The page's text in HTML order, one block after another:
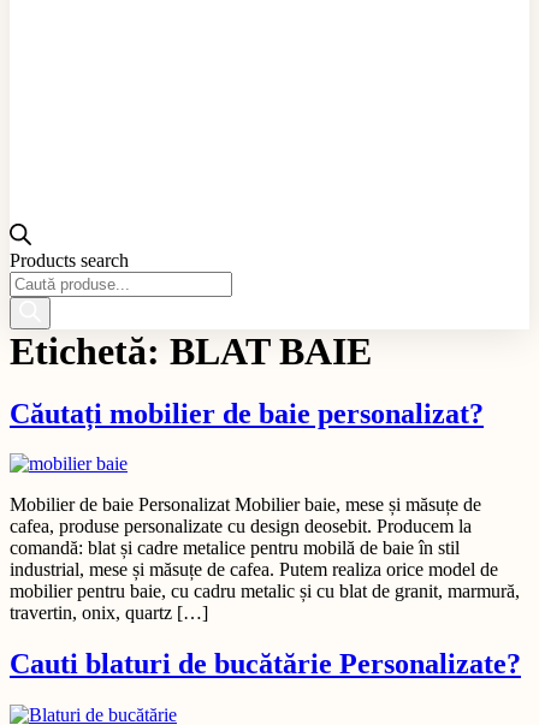
Products search
Etichetă: BLAT BAIE
Căutați mobilier de baie personalizat?
Mobilier de baie Personalizat Mobilier baie, mese și măsuțe de
cafea, produse personalizate cu design deosebit. Producem la
comandă: blat și cadre metalice pentru mobilă de baie în stil
industrial, mese și măsuțe de cafea. Putem realiza orice model de
mobilier pentru baie, cu cadru metalic și cu blat de granit, marmură,
travertin, onix, quartz […]
Cauti blaturi de bucătărie Personalizate?